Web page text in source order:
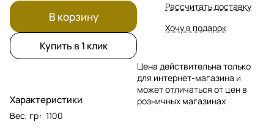
В корзину
Купить в 1 клик
Характеристики
Вес, гр: 1100
Рассчитать доставку
Хочу в подарок
Цена действительна только
для интернет-магазина и
может отличаться от цен в
розничных магазинах